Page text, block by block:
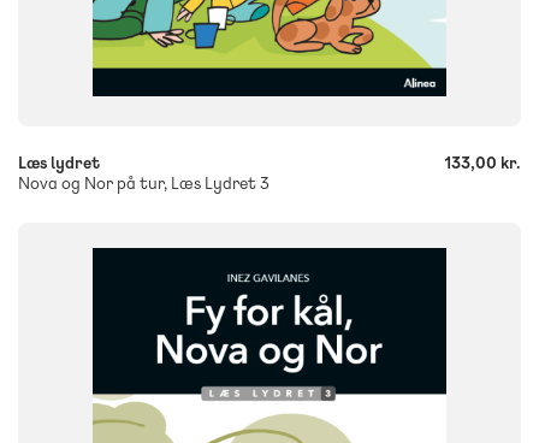
+
Læs lydret
Nova og Nor på tur, Læs Lydret 3
133,00 kr.
1. klasse 2. klasse 3. klasse
FORMAT
Flergangsbog